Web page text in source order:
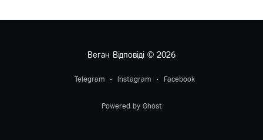
Веган Відповіді© 2026
Telegram Instagram Facebook
Powered by Ghost